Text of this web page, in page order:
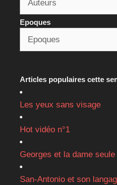
Epoques
Articles populaires cette
Les yeux sans visage
Hot vidéo n°1
Georges et la dame seule
San-Antonio et son